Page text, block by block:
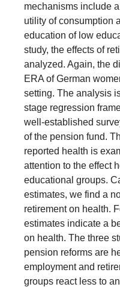
mechanisms include
utility of consumption
education of low
study, the effects of
analyzed. Again, the
ERA of German
setting. The analysis
stage regression
well-established
of the pension fund.
reported health is
attention to the effect
educational groups.
estimates, we find a
retirement on health.
estimates indicate a
on health. The three
pension reforms are
employment and
groups react less to